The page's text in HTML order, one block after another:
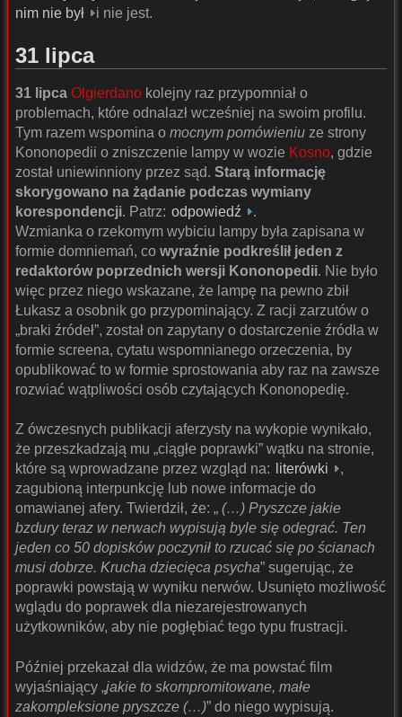
nim nie był
i nie jest.
31 lipca
31 lipca Olgierdano kolejny raz przypomniał o
problemach, które odnalazł wcześniej na swoim profilu.
Tym razem wspomina o mocnym pomówieniu ze strony
Kononopedii o zniszczenie lampy w wozie Kosno, gdzie
został uniewinniony przez sąd. Starą informację
skorygowano na żądanie podczas wymiany
korespondencji. Patrz: odpowiedź
.
Wzmianka o rzekomym wybiciu lampy była zapisana w
formie domniemań, co wyraźnie podkreślił jeden z
redaktorów poprzednich wersji Kononopedii. Nie było
więc przez niego wskazane, że lampę na pewno zbił
Łukasz a osobnik go przypominający. Z racji zarzutów o
„braki źródeł”, został on zapytany o dostarczenie źródła w
formie screena, cytatu wspomnianego orzeczenia, by
opublikować to w formie sprostowania aby raz na zawsze
rozwiać wątpliwości osób czytających Kononopedię.
Z ówczesnych publikacji aferzysty na wykopie wynikało,
że przeszkadzają mu „ciągłe poprawki” wątku na stronie,
które są wprowadzane przez wzgląd na:
literówki
,
zagubioną interpunkcję lub nowe informacje do
omawianej afery. Twierdził, że: „ (…) Pryszcze jakie
bzdury teraz w nerwach wypisują byle się odegrać. Ten
jeden co 50 dopisków poczynił to rzucać się po ścianach
musi dobrze. Krucha dziecięca psycha” sugerując, że
poprawki powstają w wyniku nerwów. Usunięto możliwość
wglądu do poprawek dla niezarejestrowanych
użytkowników, aby nie pogłębiać tego typu frustracji.
Później przekazał dla widzów, że ma powstać film
wyjaśniający „jakie to skompromitowane, małe
zakompleksione pryszcze (…)” do niego wypisują.